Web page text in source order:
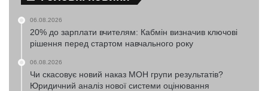
06.08.2026
20% до зарплати вчителям: Кабмін визначив ключові
рішення перед стартом навчального року
06.08.2026
Чи скасовує новий наказ МОН групи результатів?
Юридичний аналіз нової системи оцінювання